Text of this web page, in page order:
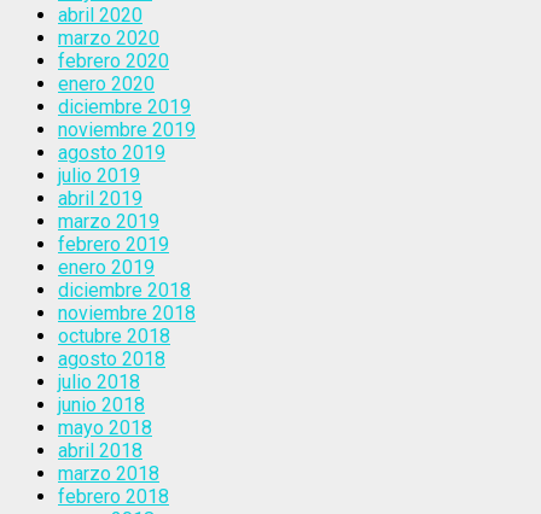
abril 2020
marzo 2020
febrero 2020
enero 2020
diciembre 2019
noviembre 2019
agosto 2019
julio 2019
abril 2019
marzo 2019
febrero 2019
enero 2019
diciembre 2018
noviembre 2018
octubre 2018
agosto 2018
julio 2018
junio 2018
mayo 2018
abril 2018
marzo 2018
febrero 2018